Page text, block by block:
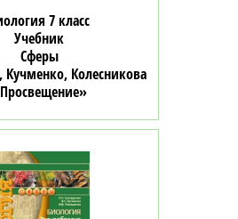
7 класс
Учебник
Сферы
Кучменко, Колесникова